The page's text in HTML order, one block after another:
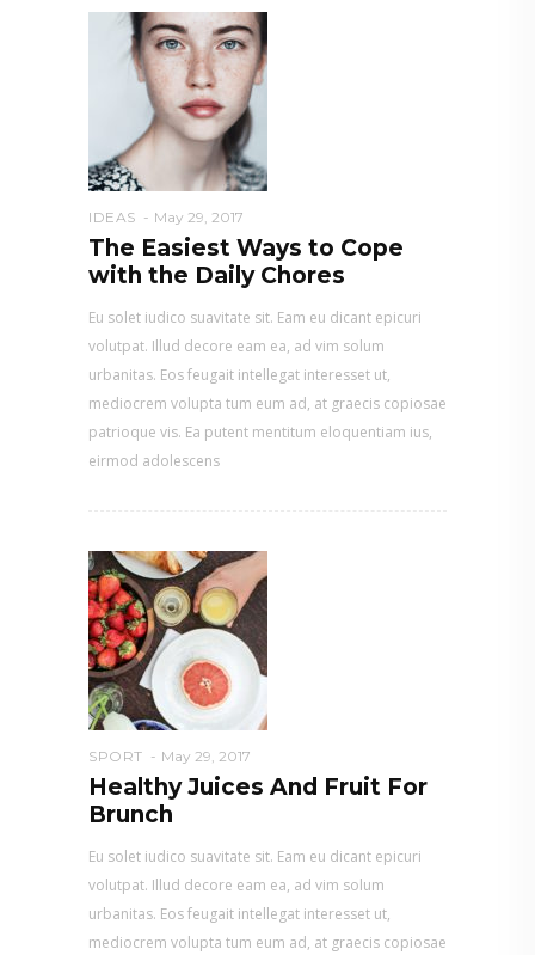
IDEAS May 29, 2017
The Easiest Ways to Cope
with the Daily Chores
Eu solet iudico suavitate sit. Eam eu dicant epicuri
volutpat. Illud decore eam ea, ad vim solum
urbanitas. Eos feugait intellegat interesset ut,
mediocrem volupta tum eum ad, at graecis copiosae
patrioque vis. Ea putent mentitum eloquentiam ius,
eirmod adolescens
SPORT May 29, 2017
Healthy Juices And Fruit For
Brunch
Eu solet iudico suavitate sit. Eam eu dicant epicuri
volutpat. Illud decore eam ea, ad vim solum
urbanitas. Eos feugait intellegat interesset ut,
mediocrem volupta tum eum ad, at graecis copiosae